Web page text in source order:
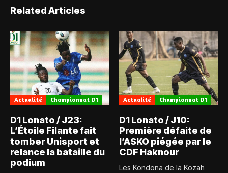
Related Articles
Actualité Championnat D1
D1 Lonato / J23:
L’Étoile Filante fait
tomber Unisport et
relance la bataille du
podium
Actualité Championnat D1
D1 Lonato / J10:
Première défaite de
l’ASKO piégée par le
CDF Haknour
Les Kondona de la Kozah